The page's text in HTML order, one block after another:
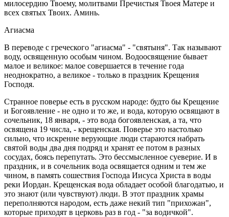
милосердию Твоему, молитвами Пречистыя Твоея Матере и
всех святых Твоих. Аминь.
Агиасма
В переводе с греческого "агиасма" - "святыня". Так называют
воду, освященную особым чином. Водоосвящение бывает
малое и великое: малое совершается в течение года
неоднократно, а великое - только в праздник Крещения
Господя.
Странное поверье есть в русском народе: будто бы Крещение
и Богоявление - не одно и то же, и вода, которую освящают в
сочельник, 18 января, - это вода богоявленская, а та, что
освящена 19 числа, - крещенская. Поверье это настолько
сильно, что искренне верующие люди стараются набрать
святой воды два дня подряд и хранят ее потом в разных
сосудах, боясь перепутать. Это бессмысленное суеверие. И в
праздник, и в сочельник вода освящается одним и тем же
чином, в память сошествия Господа Иисуса Христа в воды
реки Иордан. Крещенская вода обладает особой благодатью, и
это знают (или чувствуют) люди. В этот праздник храмы
переполняются народом, есть даже некий тип "прихожан",
которые приходят в церковь раз в год - "за водичкой".